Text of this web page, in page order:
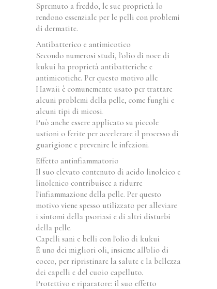
Spremuto a freddo, le sue proprietà lo
rendono essenziale per le pelli con problemi
di dermatite.
Antibatterico e antimicotico
Secondo numerosi studi, l'olio di noce di
kukui ha proprietà antibatteriche e
antimicotiche. Per questo motivo alle
Hawaii è comunemente usato per trattare
alcuni problemi della pelle, come funghi e
alcuni tipi di micosi.
Può anche essere applicato su piccole
ustioni o ferite per accelerare il processo di
guarigione e prevenire le infezioni.
Effetto antinfiammatorio
Il suo elevato contenuto di acido linoleico e
linolenico contribuisce a ridurre
l'infiammazione della pelle. Per questo
motivo viene spesso utilizzato per alleviare
i sintomi della psoriasi e di altri disturbi
della pelle.
Capelli sani e belli con l'olio di kukui
È uno dei migliori oli, insieme all'olio di
cocco, per ripristinare la salute e la bellezza
dei capelli e del cuoio capelluto.
Protettivo e riparatore: il suo effetto